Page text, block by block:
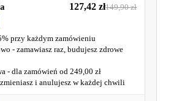
127,42zł149,90zł
przy każdym zamówieniu
- zamawiasz raz, budujesz zdrowe
- dla zamówień od 249,00 zł
i anulujesz w każdej chwili